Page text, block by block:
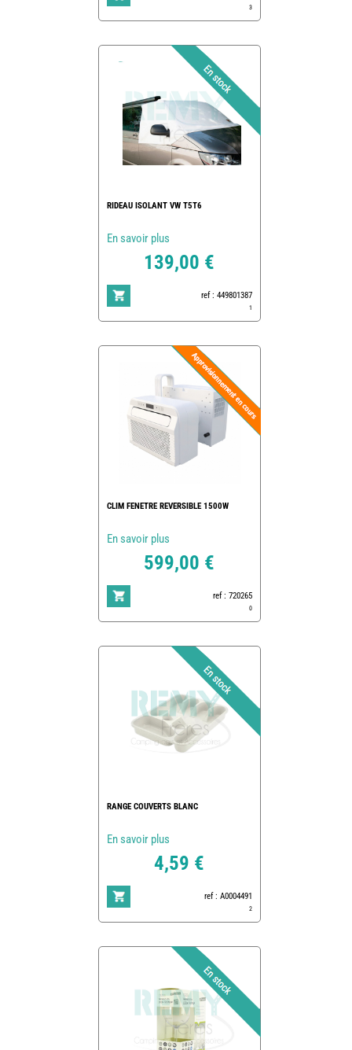
3
RIDEAU ISOLANT VW T5T6
En savoir plus
139,00 €
ref : 449801387
1
CLIM FENETRE REVERSIBLE 1500W
En savoir plus
599,00 €
ref : 720265
0
RANGE COUVERTS BLANC
En savoir plus
4,59 €
ref : A0004491
2